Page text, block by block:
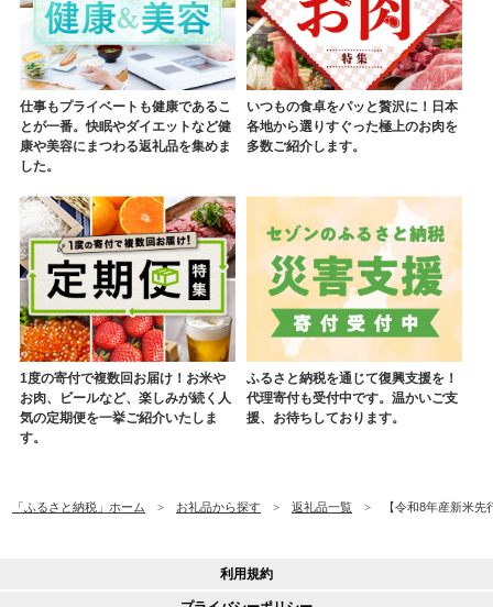
仕事もプライベートも健康であるこ
とが一番。快眠やダイエットなど健
康や美容にまつわる返礼品を集めま
した。
いつもの食卓をパッと贅沢に！日本
各地から選りすぐった極上のお肉を
多数ご紹介します。
1度の寄付で複数回お届け！お米や
お肉、ビールなど、楽しみが続く人
気の定期便を一挙ご紹介いたしま
す。
ふるさと納税を通じて復興支援を！
代理寄付も受付中です。温かいご支
援、お待ちしております。
「ふるさと納税」ホーム お礼品から探す 返礼品一覧 【令和8年産新米
利用規約